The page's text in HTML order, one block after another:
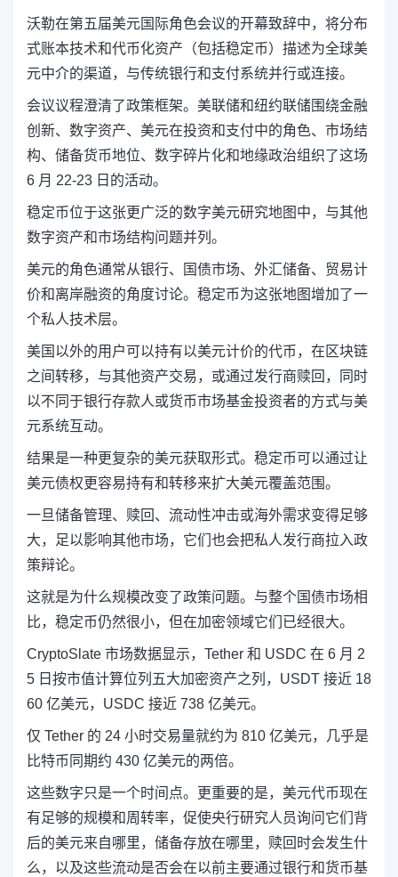
沃勒在第五届美元国际角色会议的开幕致辞中，将分布
式账本技术和代币化资产（包括稳定币）描述为全球美
元中介的渠道，与传统银行和支付系统并行或连接。
会议议程澄清了政策框架。美联储和纽约联储围绕金融
创新、数字资产、美元在投资和支付中的角色、市场结
构、储备货币地位、数字碎片化和地缘政治组织了这场
6 月 22-23 日的活动。
稳定币位于这张更广泛的数字美元研究地图中，与其他
数字资产和市场结构问题并列。
美元的角色通常从银行、国债市场、外汇储备、贸易计
价和离岸融资的角度讨论。稳定币为这张地图增加了一
个私人技术层。
美国以外的用户可以持有以美元计价的代币，在区块链
之间转移，与其他资产交易，或通过发行商赎回，同时
以不同于银行存款人或货币市场基金投资者的方式与美
元系统互动。
结果是一种更复杂的美元获取形式。稳定币可以通过让
美元债权更容易持有和转移来扩大美元覆盖范围。
一旦储备管理、赎回、流动性冲击或海外需求变得足够
大，足以影响其他市场，它们也会把私人发行商拉入政
策辩论。
这就是为什么规模改变了政策问题。与整个国债市场相
比，稳定币仍然很小，但在加密领域它们已经很大。
CryptoSlate 市场数据显示，Tether 和 USDC 在 6 月 2
5 日按市值计算位列五大加密资产之列，USDT 接近 18
60 亿美元，USDC 接近 738 亿美元。
仅 Tether 的 24 小时交易量就约为 810 亿美元，几乎是
比特币同期约 430 亿美元的两倍。
这些数字只是一个时间点。更重要的是，美元代币现在
有足够的规模和周转率，促使央行研究人员询问它们背
后的美元来自哪里，储备存放在哪里，赎回时会发生什
么，以及这些流动是否会在以前主要通过银行和货币基